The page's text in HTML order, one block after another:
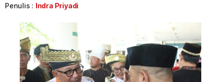
Penulis : Indra Priyadi